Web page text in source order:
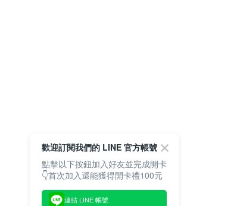
歡迎訂閱我們的 LINE 官方帳號
點擊以下按鈕加入好友並完成開卡
👇首次加入還能獲得開卡禮100元
連結 LINE 帳號